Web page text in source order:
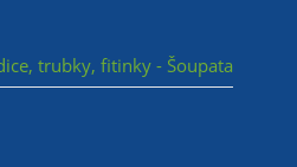
trubky, fitinky - Šoupata